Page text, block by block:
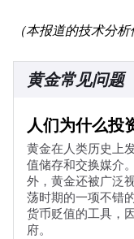
（本报道的技术分
黄金常见问题
人们为什么投
黄金在人类历史上
值储存和交换媒介
外，黄金还被广泛
荡时期的一项不错
货币贬值的工具，
府。